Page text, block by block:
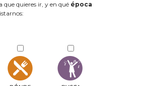
que quieres ir, y en qué época